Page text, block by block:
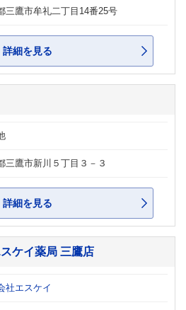
三鷹市牟礼二丁目14番25号
詳細を見る
三鷹市新川５丁目３－３
詳細を見る
ケイ薬局 三鷹店
社エスケイ